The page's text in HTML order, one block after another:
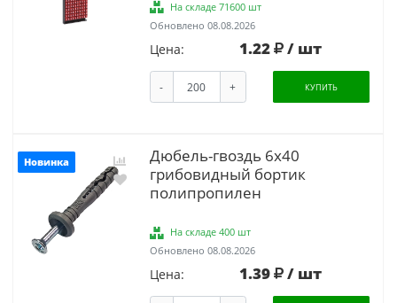
На складе 71600 шт
Обновлено 08.08.2026
Цена: 1.22 / шт
- + КУПИТЬ
Новинка
Дюбель-гвоздь 6х40
грибовидный бортик
полипропилен
На складе 400 шт
Обновлено 08.08.2026
Цена: 1.39 / шт